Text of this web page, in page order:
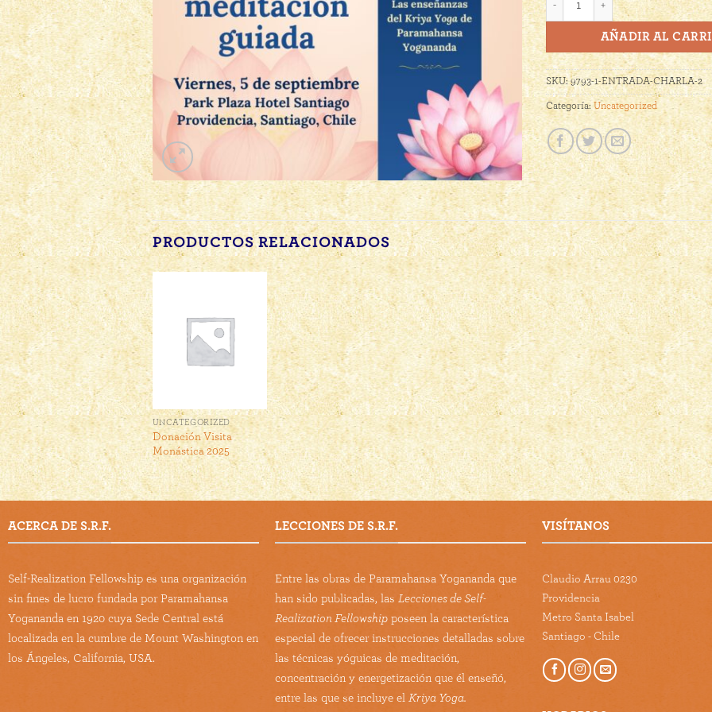
AÑADIR AL
SKU:9793-1-ENTRADA-CHARLA-2
Categoría: Uncategorized
PRODUCTOS RELACIONADOS
UNCATEGORIZED
Donación Visita
Monástica 2025
ACERCA DE S.R.F.
Self-Realization Fellowship es una organización
sin fines de lucro fundada por Paramahansa
Yogananda en 1920 cuya Sede Central está
localizada en la cumbre de Mount Washington en
los Ángeles, California, USA.
LECCIONES DE S.R.F.
Entre las obras de Paramahansa Yogananda que
han sido publicadas, las Lecciones de Self-
Realization Fellowship poseen la característica
especial de ofrecer instrucciones detalladas sobre
las técnicas yóguicas de meditación,
concentración y energetización que él enseñó,
entre las que se incluye el Kriya Yoga.
VISÍTANOS
Claudio Arrau 0230
Providencia
Metro Santa Isabel
Santiago - Chile